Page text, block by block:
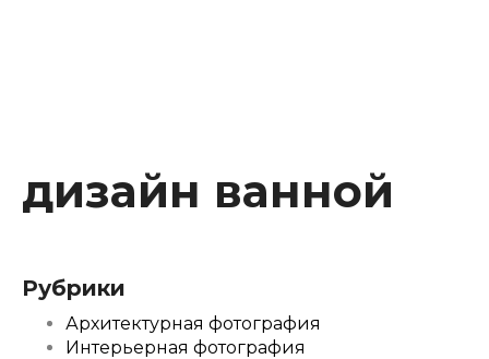
дизайн ванной
Рубрики
Архитектурная фотография
Интерьерная фотография